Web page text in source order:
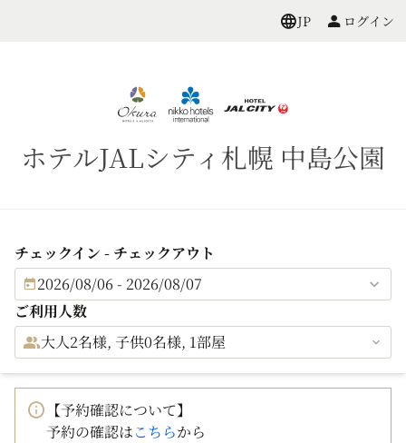
JP ログイン
ホテルJALシティ札幌 中島公園
チェックイン - チェックアウト
2026/08/06 - 2026/08/07
ご利用人数
大人2名様, 子供0名様, 1部屋
【予約確認について】
予約の確認はこちらから